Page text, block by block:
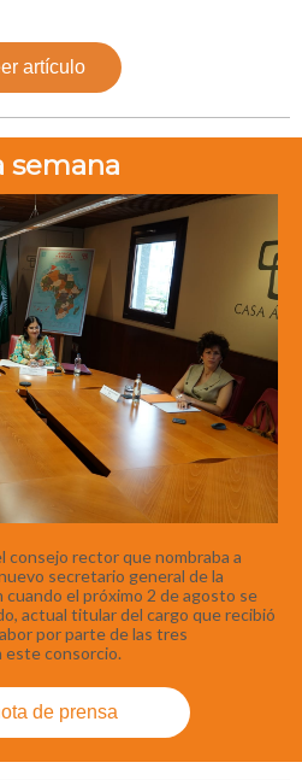
artículo
semana
consejo rector que nombraba a
secretario general de la
el próximo 2 de agosto se
actual titular del cargo que recibió
por parte de las tres
consorcio.
de prensa